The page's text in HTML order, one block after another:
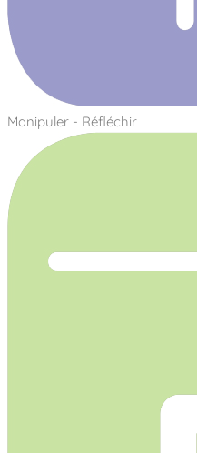
Manipuler - Réfléchir